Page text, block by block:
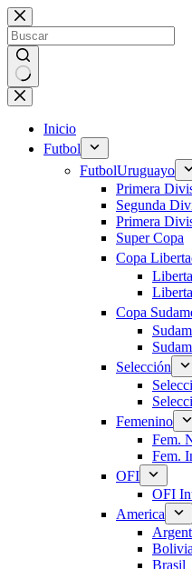
Saltar
al
contenido
Sin
resultados
Inicio
Futbol
FutbolUruguayo
Primera
Segunda
Primera
Super Copa
Copa
Copa
Selección
Femenino
Fem.
Fem.
OFI
OFI
America
Bolivia
Brasil